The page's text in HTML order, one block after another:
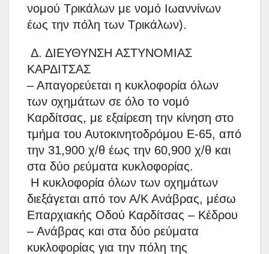
νομού Τρικάλων με νομό Ιωαννίνων
έως την πόλη των Τρικάλων).
Δ. ΔΙΕΥΘΥΝΣΗ ΑΣΤΥΝΟΜΙΑΣ
ΚΑΡΔΙΤΣΑΣ
– Απαγορεύεται η κυκλοφορία όλων
των οχημάτων σε όλο το νομό
Καρδίτσας, με εξαίρεση την κίνηση στο
τμήμα του Αυτοκινητοδρόμου Ε-65, από
την 31,900 χ/θ έως την 60,900 χ/θ και
στα δύο ρεύματα κυκλοφορίας.
Η κυκλοφορία όλων των οχημάτων
διεξάγεται από τον Α/Κ Ανάβρας, μέσω
Επαρχιακής Οδού Καρδίτσας – Κέδρου
– Ανάβρας και στα δύο ρεύματα
κυκλοφορίας για την πόλη της